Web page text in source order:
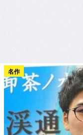
名作